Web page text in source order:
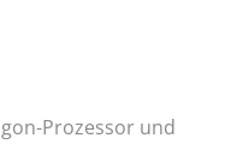
Prozessor und